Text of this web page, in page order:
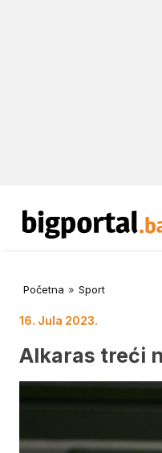
Početna » Sport
16. Jula 2023.
Alkaras treći